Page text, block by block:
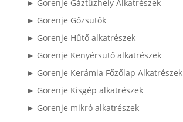
► Gorenje Gáztűzhely Alkatrészek
► Gorenje Gőzsütők
► Gorenje Hűtő alkatrészek
► Gorenje Kenyérsütő alkatrészek
► Gorenje Kerámia Főzőlap Alkatrészek
► Gorenje Kisgép alkatrészek
► Gorenje mikró alkatrészek